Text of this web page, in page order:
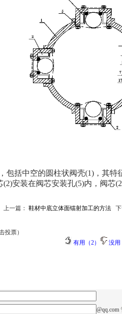
包括中空的圆柱状阀壳(1)，其
安装在阀芯安装孔(5)内，阀芯
上一篇： 鞋材中底立体面镭射加工的方法下
投票）
有用（2）
没用
@qq.com